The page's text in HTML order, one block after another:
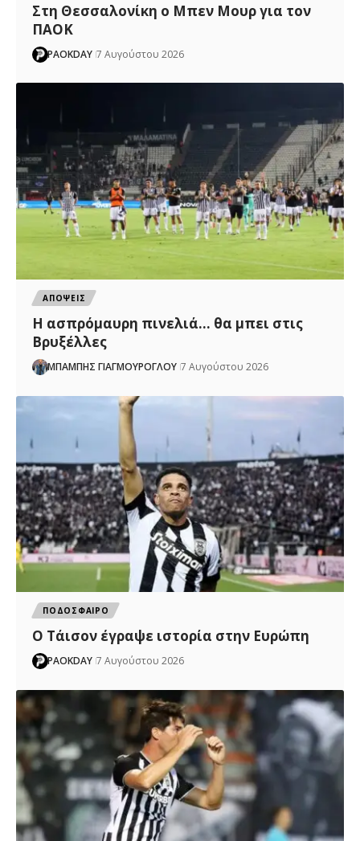
Στη Θεσσαλονίκη ο Μπεν Μουρ για τον
ΠΑΟΚ
PAOKDAY 7 Αυγούστου 2026
ΑΠΟΨΕΙΣ
Η ασπρόμαυρη πινελιά… θα μπει στις
Βρυξέλλες
ΜΠΑΜΠΗΣ ΓΙΑΓΜΟΥΡΟΓΛΟΥ 7 Αυγούστου 2026
ΠΟΔΟΣΦΑΙΡΟ
Ο Τάισον έγραψε ιστορία στην Ευρώπη
PAOKDAY 7 Αυγούστου 2026